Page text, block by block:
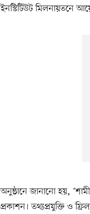
ইনস্টিটিউট মিলনায়তনে
অনুষ্ঠানে জানানো হয়,
প্রকাশন। তথ্যপ্রযুক্তি ও